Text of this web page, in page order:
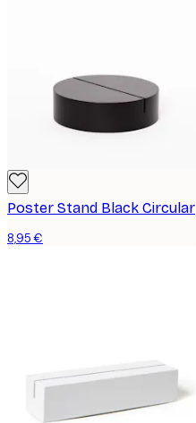
Poster Stand Black Circular
8,95 €